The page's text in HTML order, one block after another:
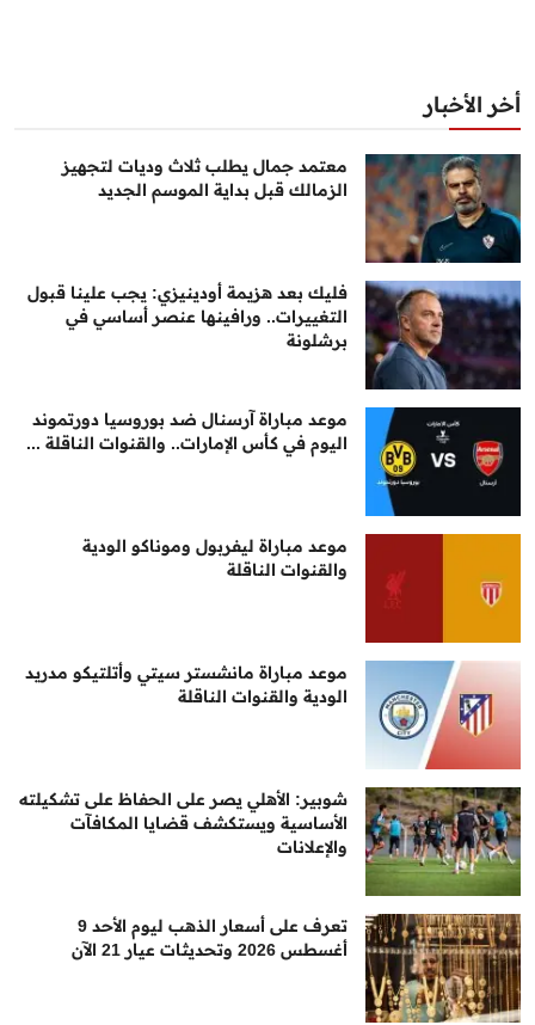
أخر الأخبار
معتمد جمال يطلب ثلاث وديات لتجهيز
الزمالك قبل بداية الموسم الجديد
فليك بعد هزيمة أودينيزي: يجب علينا قبول
التغييرات.. ورافينها عنصر أساسي في
برشلونة
موعد مباراة آرسنال ضد بوروسيا دورتموند
اليوم في كأس الإمارات.. والقنوات الناقلة ...
موعد مباراة ليفربول وموناكو الودية
والقنوات الناقلة
موعد مباراة مانشستر سيتي وأتلتيكو مدريد
الودية والقنوات الناقلة
شوبير: الأهلي يصر على الحفاظ على تشكيلته
الأساسية ويستكشف قضايا المكافآت
والإعلانات
تعرف على أسعار الذهب ليوم الأحد 9
أغسطس 2026 وتحديثات عيار 21 الآن